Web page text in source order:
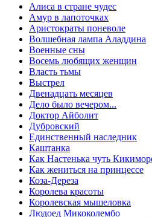
Алиса в стране чудес
Амур в лапоточках
Аристократы поневоле
Волшебная лампа Аладдина
Военные сны
Восемь любящих женщин
Власть тьмы
Выстрел
Двенадцать месяцев
Дело было вечером...
Доктор Айболит
Дубровский
Единственный наследник
Каштанка
Как Настенька чуть
Как жениться на принцессе
Коза-Дереза
Королева красоты
Королевская мышеловка
Людоед Микоколембо